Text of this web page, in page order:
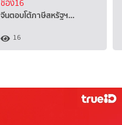
ช่อง16
จีนตอบโต้ภาษีสหรัฐฯ…
16